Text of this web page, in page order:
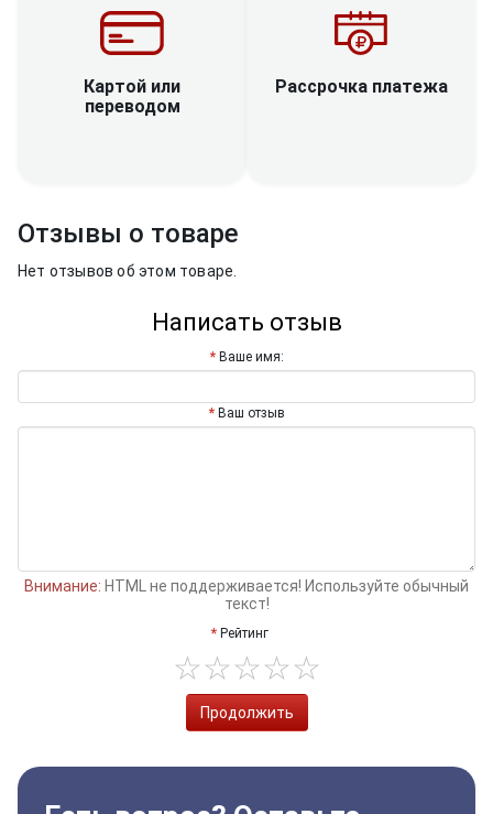
Картой или
переводом
Рассрочка платежа
Отзывы о товаре
Нет отзывов об этом товаре.
Написать отзыв
Ваше имя:
Ваш отзыв
Внимание: HTML не поддерживается! Используйте обычный
текст!
Рейтинг
Продолжить